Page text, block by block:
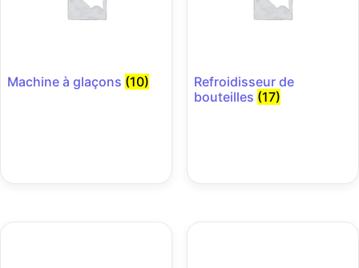
Machine à glaçons (10)
Refroidisseur de
bouteilles (17)